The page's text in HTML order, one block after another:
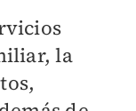
la